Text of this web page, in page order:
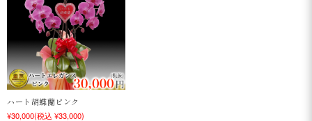
ハート胡蝶蘭ピンク
¥30,000(税込 ¥33,000)